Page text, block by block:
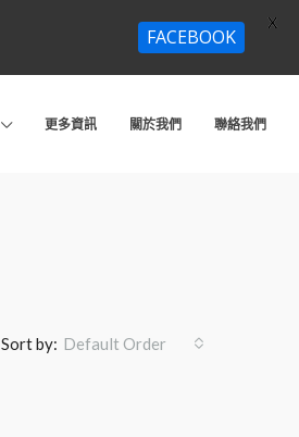
更多資訊 關於我們 聯絡我們
Sort by: Default Order
FACEBOOK
X